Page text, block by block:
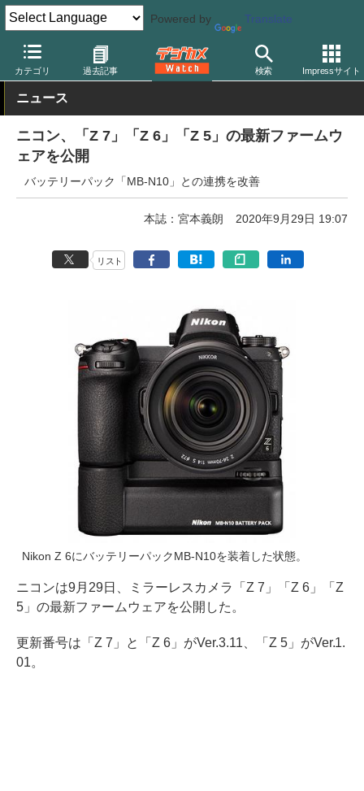
Powered by Translate
カテゴリ 過去記事 検索 Impressサイト
デジカメ Watch カメラ ミラーレスカメラ ニコン
ニュース
ニコン、「Z 7」「Z 6」「Z 5」の最新ファームウ
ェアを公開
バッテリーパック「MB-N10」との連携を改善
本誌：宮本義朗 2020年9月29日 19:07
リスト
Nikon Z 6にバッテリーパックMB-N10を装着した状態。
ニコンは9月29日、ミラーレスカメラ「Z 7」「Z 6」「Z
5」の最新ファームウェアを公開した。
更新番号は「Z 7」と「Z 6」がVer.3.11、「Z 5」がVer.1.
01。